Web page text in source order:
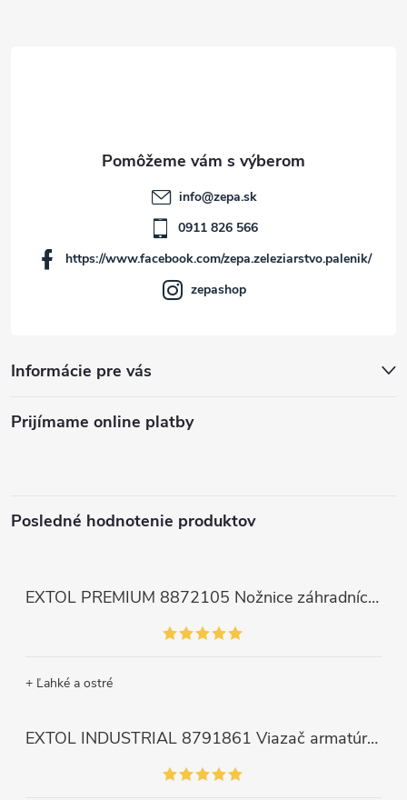
Informácie pre vás
info@zepa.sk
0911 826 566
https://www.facebook.com/zepa.zeleziarstvo.palenik/
zepashop
Prijímame online platby
Posledné hodnotenie produktov
EXTOL PREMIUM 8872105 Nožnice záhradnícke dlhé úzke, 200mm, max. prestrih Ø6mm
+ Ľahké a ostré
EXTOL INDUSTRIAL 8791861 Viazač armatúr aku Share20V, bez aku, drôt 0,8mm, oko 8-34mm, bezuhlíkový motor